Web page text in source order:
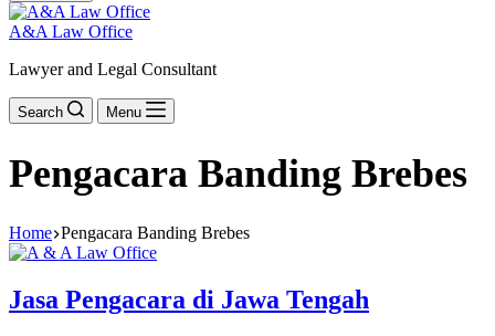
A&A Law Office
Lawyer and Legal Consultant
Search Menu
Pengacara Banding Brebes
Home Pengacara Banding Brebes
Jasa Pengacara di Jawa Tengah